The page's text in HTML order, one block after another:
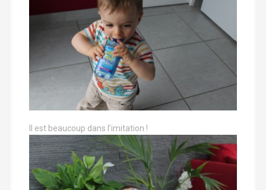
Il est beaucoup dans l’imitation !